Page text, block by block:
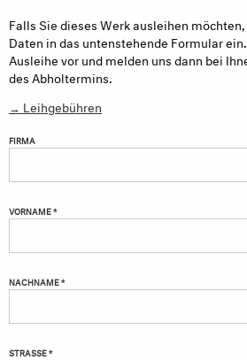
Falls Sie dieses Werk ausleihen
Daten in das untenstehende Formular
Ausleihe vor und melden uns dann bei
des Abholtermins.
→ Leihgebühren
FIRMA
VORNAME *
NACHNAME *
STRASSE *